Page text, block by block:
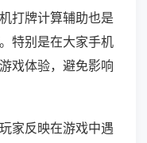
打牌计算辅助也是
特别是在大家手机
戏体验，避免影响
家反映在游戏中遇